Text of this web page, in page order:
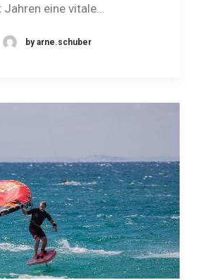
eine vitale…
by arne.schuber